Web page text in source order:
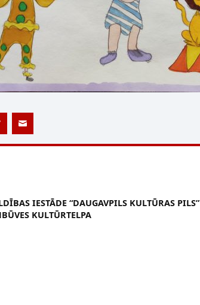
IESTĀDE “DAUGAVPILS KULTŪRAS PILS”
KULTŪRTELPA